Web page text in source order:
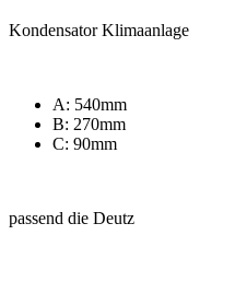
Kondensator Klimaanlage
A: 540mm
B: 270mm
C: 90mm
passend die Deutz